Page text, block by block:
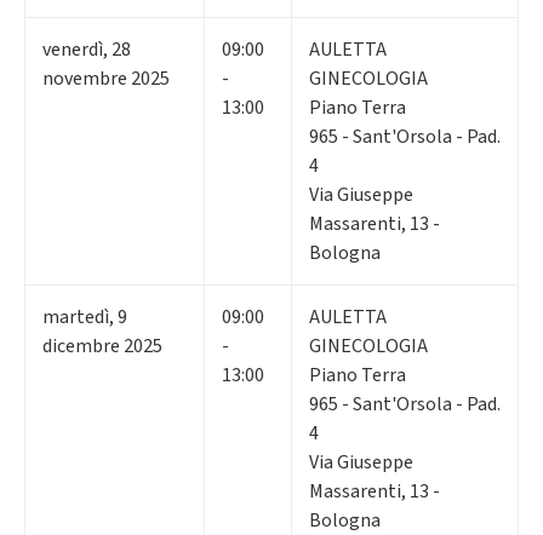
venerdì, 28
novembre 2025
09:00
-
13:00
AULETTA
GINECOLOGIA
Piano Terra
965 - Sant'Orsola - Pad.
4
Via Giuseppe
Massarenti, 13 -
Bologna
martedì,9
dicembre 2025
09:00
-
13:00
AULETTA
GINECOLOGIA
Piano Terra
965 - Sant'Orsola - Pad.
4
Via Giuseppe
Massarenti, 13 -
Bologna